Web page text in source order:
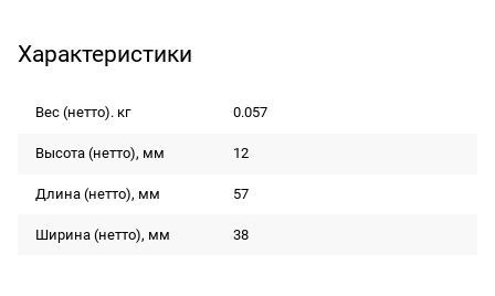
Характеристики
Вес (нетто). кг 0.057
Высота (нетто), мм 12
Длина (нетто), мм 57
Ширина (нетто), мм 38